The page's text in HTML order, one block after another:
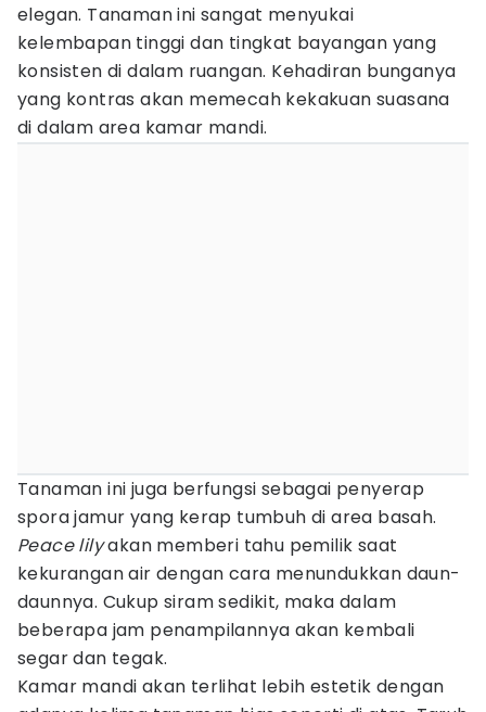
elegan. Tanaman ini sangat menyukai
kelembapan tinggi dan tingkat bayangan yang
konsisten di dalam ruangan. Kehadiran bunganya
yang kontras akan memecah kekakuan suasana
di dalam area kamar mandi.
Tanaman ini juga berfungsi sebagai penyerap
spora jamur yang kerap tumbuh di area basah.
Peace lilyakan memberi tahu pemilik saat
kekurangan air dengan cara menundukkan daun-
daunnya. Cukup siram sedikit, maka dalam
beberapa jam penampilannya akan kembali
segar dan tegak.
Kamar mandi akan terlihat lebih estetik dengan